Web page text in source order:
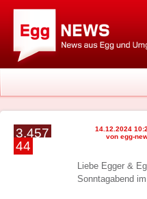
3.457
44
14.12.2024
von egg-
Liebe Egger &
Sonntagabend